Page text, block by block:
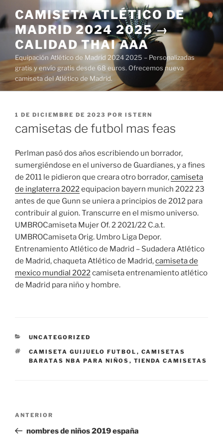
al
contenido
CAMISETA ATLÉTICO DE
MADRID 2024 2025 →
CALIDAD THAI AAA
Equipación Atlético de Madrid 2024 2025 – Personalizadas
gratis y envío gratis desde 68 euros. Ofrecemos nueva
camiseta del Atlético de Madrid.
PUBLICADO
1 DE DICIEMBRE DE 2023 POR ISTERN
camisetas de futbol mas feas
Perlman pasó dos años escribiendo un borrador,
sumergiéndose en el universo de Guardianes, y a fines
de 2011 le pidieron que creara otro borrador,camiseta
de inglaterra 2022equipacion bayern munich 2022 23
antes de que Gunn se uniera a principios de 2012 para
contribuir al guion. Transcurre en el mismo universo.
UMBROCamiseta Mujer Of. 2 2021/22 C.a.t.
UMBROCamiseta Orig. Umbro Liga Depor.
Entrenamiento Atlético de Madrid – Sudadera Atlético
de Madrid, chaqueta Atlético de Madrid,camiseta de
mexico mundial 2022camiseta entrenamiento atlético
de Madrid para niño y hombre.
CATEGORÍAS
UNCATEGORIZED
ETIQUETAS
CAMISETA GUIJUELO FUTBOL , CAMISETAS
BARATAS NBA PARA NIÑOS , TIENDA CAMISETAS
entradas
Entrada
anterior:
ANTERIOR
nombres de niños 2019 españa